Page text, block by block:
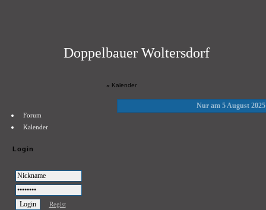
Doppelbauer Woltersdorf
» Kalender
Forum
Kalender
Login
Regist
Nur am 5 August 2025